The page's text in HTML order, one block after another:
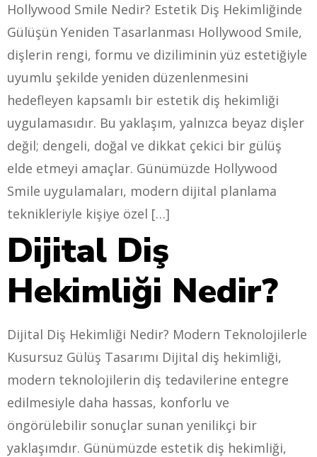
Hollywood Smile Nedir? Estetik Diş Hekimliğinde
Gülüşün Yeniden Tasarlanması Hollywood Smile,
dişlerin rengi, formu ve diziliminin yüz estetiğiyle
uyumlu şekilde yeniden düzenlenmesini
hedefleyen kapsamlı bir estetik diş hekimliği
uygulamasıdır. Bu yaklaşım, yalnızca beyaz dişler
değil; dengeli, doğal ve dikkat çekici bir gülüş
elde etmeyi amaçlar. Günümüzde Hollywood
Smile uygulamaları, modern dijital planlama
teknikleriyle kişiye özel […]
Dijital Diş
Hekimliği Nedir?
Dijital Diş Hekimliği Nedir? Modern Teknolojilerle
Kusursuz Gülüş Tasarımı Dijital diş hekimliği,
modern teknolojilerin diş tedavilerine entegre
edilmesiyle daha hassas, konforlu ve
öngörülebilir sonuçlar sunan yenilikçi bir
yaklaşımdır. Günümüzde estetik diş hekimliği,